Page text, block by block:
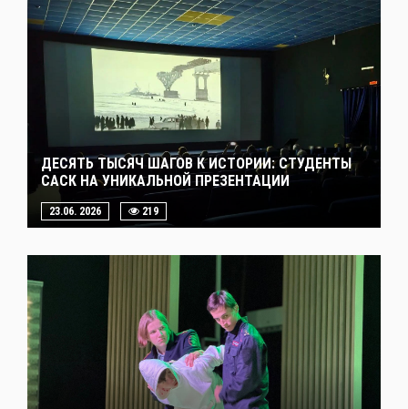
ДЕСЯТЬ ТЫСЯЧ ШАГОВ К ИСТОРИИ: СТУДЕНТЫ
САСК НА УНИКАЛЬНОЙ ПРЕЗЕНТАЦИИ
23.06. 2026 219